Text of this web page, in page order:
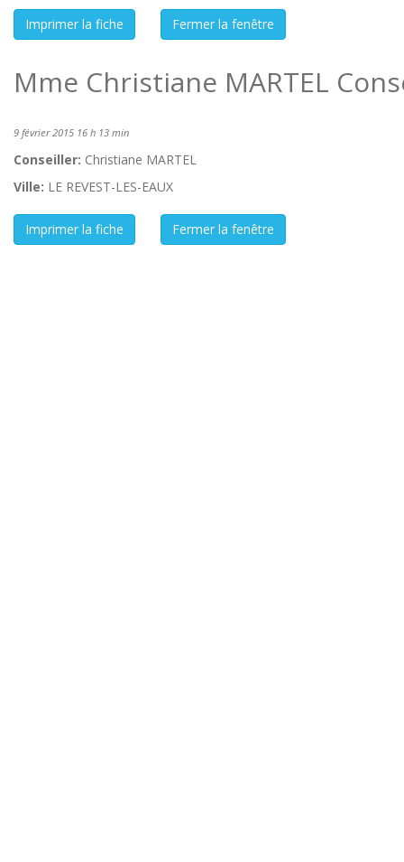
Mme Christiane MARTEL
9 février 2015 16 h 13 min
Conseiller: Christiane MARTEL
Ville: LE REVEST-LES-EAUX